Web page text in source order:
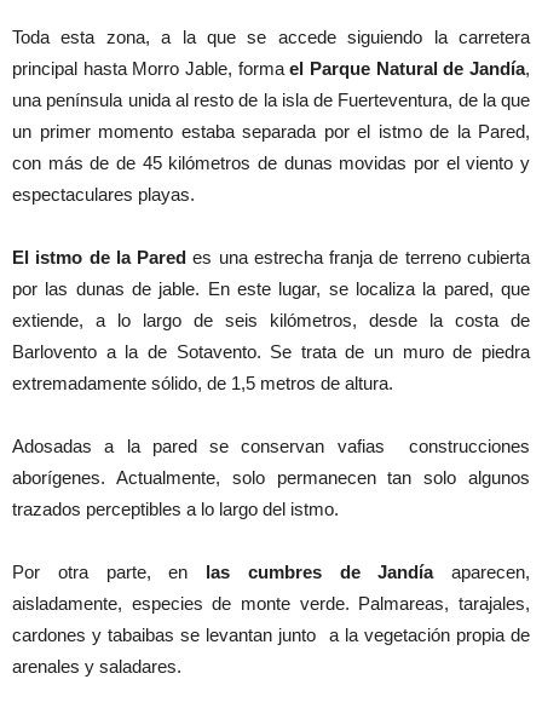
Toda esta zona, a la que se accede siguiendo la carretera
principal hasta Morro Jable, formael Parque Natural de Jandía,
una península unida al resto de la isla de Fuerteventura, de la que
un primer momento estaba separada por el istmo de la Pared,
con más de de 45 kilómetros de dunas movidas por el viento y
espectaculares playas.
El istmo de la Pared es una estrecha franja de terreno cubierta
por las dunas de jable. En este lugar, se localiza la pared, que
extiende, a lo largo de seis kilómetros, desde la costa de
Barlovento a la de Sotavento. Se trata de un muro de piedra
extremadamente sólido, de 1,5 metros de altura.
Adosadas a la pared se conservan vafias construcciones
aborígenes. Actualmente, solo permanecen tan solo algunos
trazados perceptibles a lo largo del istmo.
Por otra parte, en las cumbres de Jandíaaparecen,
aisladamente, especies de monte verde. Palmareas, tarajales,
cardones y tabaibas se levantan junto a la vegetación propia de
arenales y saladares.